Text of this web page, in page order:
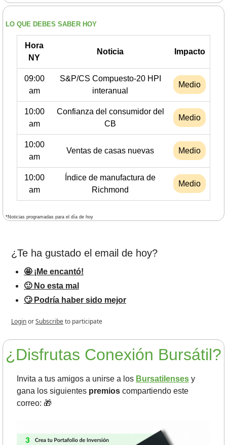
LO QUE DEBES SABER HOY
Hora
NY
Noticia Impacto
09:00
am
S&P/CS Compuesto-20 HPI
interanual
Medio
10:00
am
Confianza del consumidor del
CB
Medio
10:00
am
Ventas de casas nuevas Medio
10:00
am
Índice de manufactura de
Richmond
Medio
*Noticias programadas para el día de hoy
¿Te ha gustado el email de hoy?
🤩 ¡Me encantó!
🙂 No esta mal
🙄 Podría haber sido mejor
LoginorSubscribeto participate
¿Disfrutas Conexión Bursátil?
Invita a tus amigos a unirse a los Bursatilenses y
gana los siguientes premios compartiendo este
correo: 🎁